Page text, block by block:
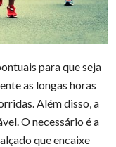
para que seja
as longas horas
Além disso, a
O necessário é a
que encaixe